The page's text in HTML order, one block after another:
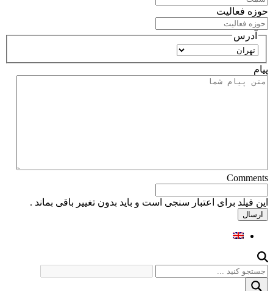
حوزه فعالیت
آدرس
استان
پیام
Comments
این فیلد برای اعتبار سنجی است و باید بدون تغییر باقی بماند .